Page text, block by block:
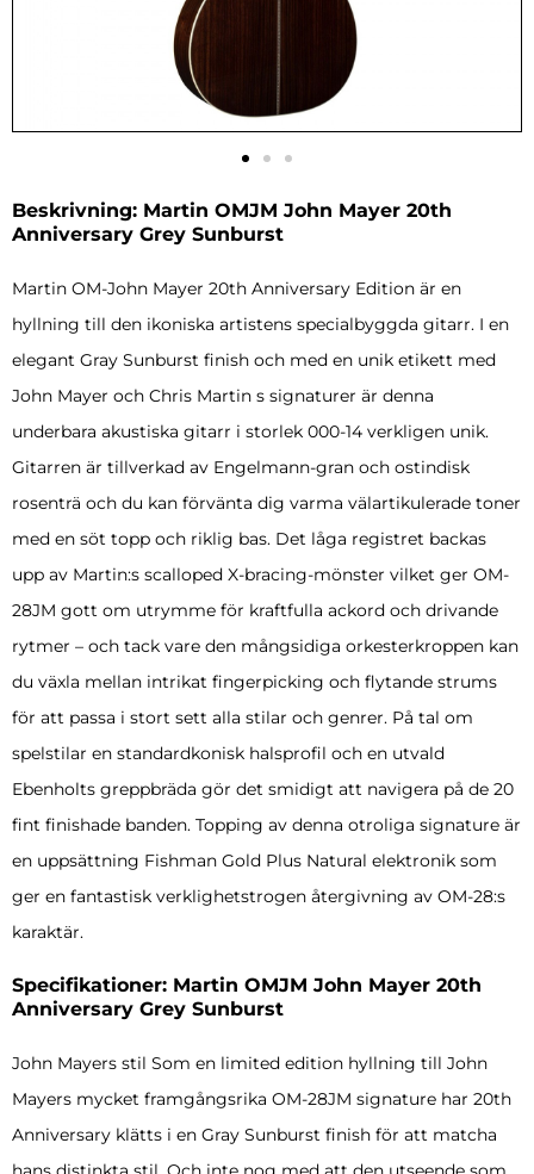
Beskrivning: Martin OMJM John Mayer 20th
Anniversary Grey Sunburst
Martin OM-John Mayer 20th Anniversary Edition är en
hyllning till den ikoniska artistens specialbyggda gitarr. I en
elegant Gray Sunburst finish och med en unik etikett med
John Mayer och Chris Martin s signaturer är denna
underbara akustiska gitarr i storlek 000-14 verkligen unik.
Gitarren är tillverkad av Engelmann-gran och ostindisk
rosenträ och du kan förvänta dig varma välartikulerade toner
med en söt topp och riklig bas. Det låga registret backas
upp av Martin:s scalloped X-bracing-mönster vilket ger OM-
28JM gott om utrymme för kraftfulla ackord och drivande
rytmer – och tack vare den mångsidiga orkesterkroppen kan
du växla mellan intrikat fingerpicking och flytande strums
för att passa i stort sett alla stilar och genrer. På tal om
spelstilar en standardkonisk halsprofil och en utvald
Ebenholts greppbräda gör det smidigt att navigera på de 20
fint finishade banden. Topping av denna otroliga signature är
en uppsättning Fishman Gold Plus Natural elektronik som
ger en fantastisk verklighetstrogen återgivning av OM-28:s
karaktär.
Specifikationer: Martin OMJM John Mayer 20th
Anniversary Grey Sunburst
John Mayers stil Som en limited edition hyllning till John
Mayers mycket framgångsrika OM-28JM signature har 20th
Anniversary klätts i en Gray Sunburst finish för att matcha